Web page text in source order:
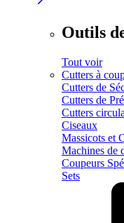
Outils
Tout voir
Cutters à
Cutters de
Cutters de
Cutters
Ciseaux
Massicots et
Machines de
Coupeurs
Sets